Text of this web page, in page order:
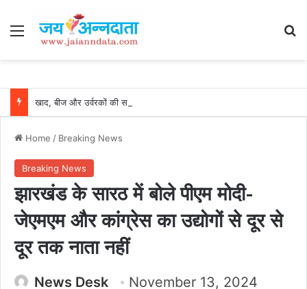
Menu
Home / Breaking News
Breaking News
झारखंड के सारठ में बोले पीएम मोदी-
जेएमएम और कांग्रेस का उद्योगों से दूर से
दूर तक नाता नहीं
News Desk
November 13, 2024